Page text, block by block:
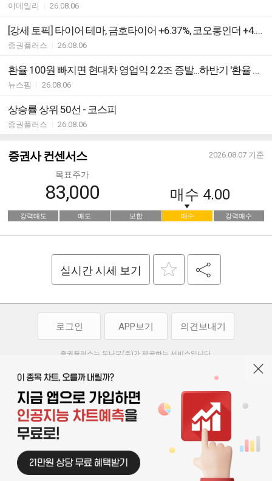
이데일리 26.08.06
[강세 토픽] 타이어 테마, 금호타이어 +6.37%, 코오롱인더 +4.28%
증권플러스 26.08.06
환율 100원 빠지면 현대차 영업익 2.2조 증발...하반기 '환율 역풍' 우려
뉴스핌 26.08.06
상승률 상위 50선 - 코스피
증권플러스 26.08.06
증권사 컨센서스 2026.08.07 기준
목표주가
83,000 매수 4.00
강력매도 매도 보합 매수 강력매수
실시간 시세 보기
로그인 APP보기 의견보내기
증권플러스는 두나무(주)가 제공하는 서비스입니다.
투자 참고사항이며, 정보 제공 과정에서 오류나 지연이 발생할 수 있습니다.
두나무(주)는 제공된 정보에 의한 투자 결과에 대하여 법적인 책임을
부담하지 않습니다. 본 서비스에서 제공되는 정보의 무단 배포를 금합니다.
이용약관 | 청소년보호정책 개인정보처리방침
기사배열 기본방침 | 고객센터 |
오픈소스 라이선스
서울특별시 서초구 강남대로 369, 15층
사업자 등록번호 119-86-54968
|
기사배열 책임자 : 박동규
© 두나무 주식회사